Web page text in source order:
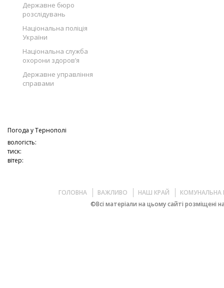
Державне бюро
розслідувань
Національна поліція
України
Національна служба
охорони здоров’я
Державне управління
справами
Погода уТернополі
вологість:
тиск:
вітер:
ГОЛОВНА ВАЖЛИВО НАШ КРАЙ
КОМУНАЛЬНА
©Всі матеріали на цьому сайті розміщені